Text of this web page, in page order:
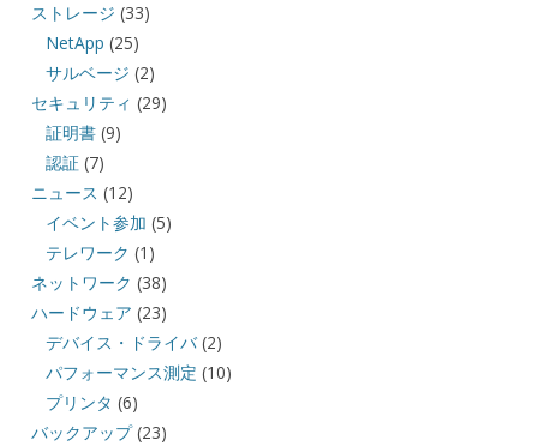
ストレージ (33)
NetApp (25)
サルベージ (2)
セキュリティ (29)
証明書 (9)
認証 (7)
ニュース (12)
イベント参加 (5)
テレワーク (1)
ネットワーク (38)
ハードウェア (23)
デバイス・ドライバ(2)
パフォーマンス測定 (10)
プリンタ (6)
バックアップ(23)